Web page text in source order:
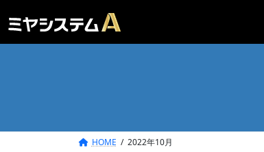
ン
テ
ビ
ゲ
HOME 2022年10月